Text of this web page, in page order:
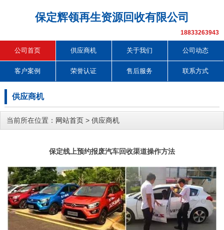
保定辉领再生资源回收有限公司
18833263943
公司首页 供应商机 关于我们 公司动态
客户案例 荣誉认证 售后服务 联系方式
供应商机
当前所在位置： 网站首页 > 供应商机
保定线上预约报废汽车回收渠道操作方法